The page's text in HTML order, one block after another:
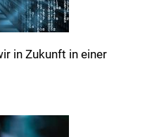
in Zukunft in einer